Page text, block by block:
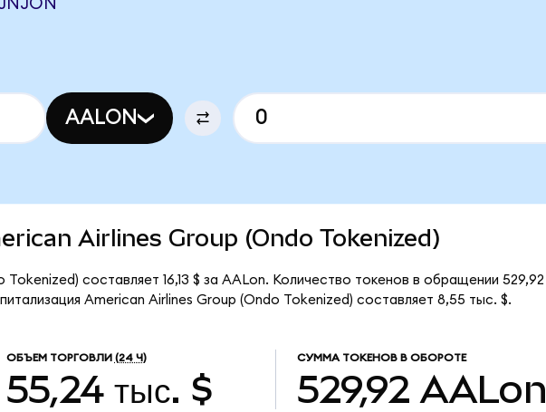
AALON
Airlines Group (Ondo Tokenized)
составляет 16,13 $ за AALon. Количество токенов в обращении 529,92
American Airlines Group (Ondo Tokenized) составляет 8,55 тыс. $.
ОБЪЕМ ТОРГОВЛИ (24 Ч)
55,24 тыс. $
СУММА ТОКЕНОВ В ОБОРОТЕ
529,92 AALon